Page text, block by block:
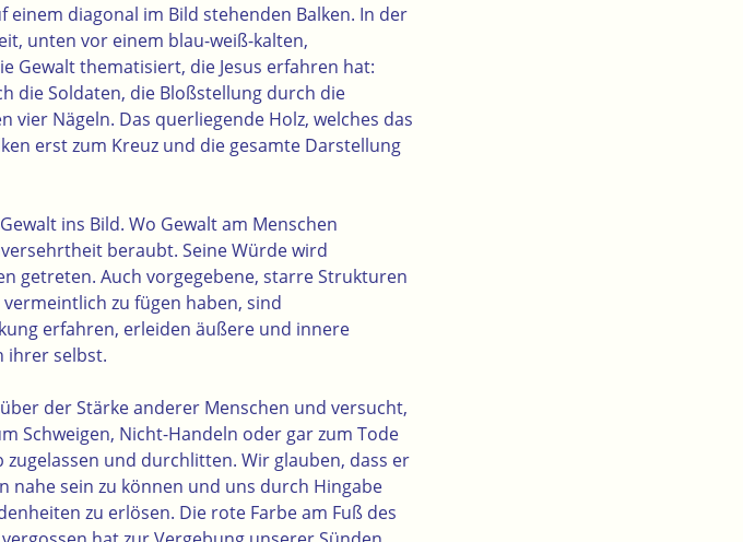
einem diagonal im Bild stehenden Balken. In der
unten vor einem blau-weiß-kalten,
Gewalt thematisiert, die Jesus erfahren hat:
die Soldaten, die Bloßstellung durch die
vier Nägeln. Das querliegende Holz, welches das
erst zum Kreuz und die gesamte Darstellung
ins Bild. Wo Gewalt am Menschen
beraubt. Seine Würde wird
getreten. Auch vorgegebene, starre Strukturen
zu fügen haben, sind
erfahren, erleiden äußere und innere
ihrer selbst.
der Stärke anderer Menschen und versucht,
Schweigen, Nicht-Handeln oder gar zum Tode
zugelassen und durchlitten. Wir glauben, dass er
nahe sein zu können und uns durch Hingabe
zu erlösen. Die rote Farbe am Fuß des